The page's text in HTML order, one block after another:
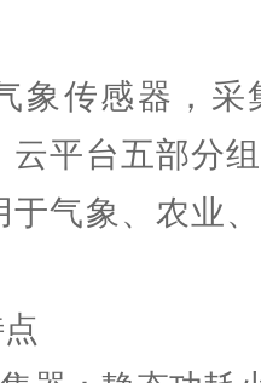
传感器，采
云平台五部分
于气象、农业